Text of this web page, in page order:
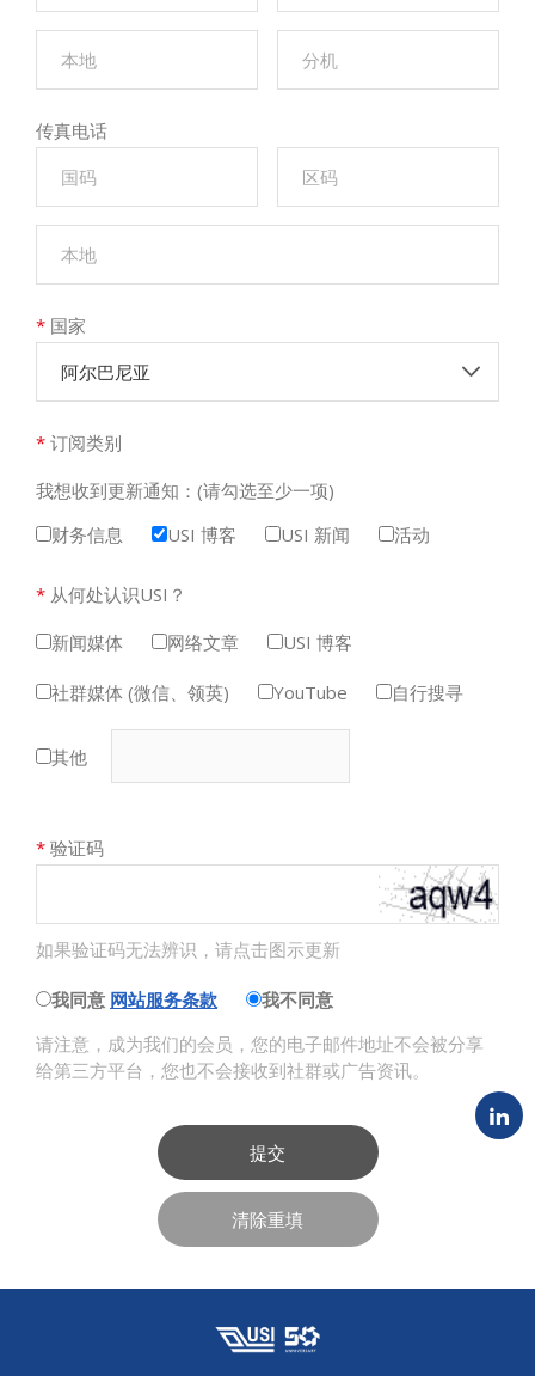
传真电话
* 国家
阿尔巴尼亚
* 订阅类别
我想收到更新通知：(请勾选至少一项)
财务信息
USI 博客 USI 新闻 活动
* 从何处认识USI？
新闻媒体
网络文章 USI 博客
社群媒体 (微信、领英) YouTube 自行搜寻
其他
* 验证码
如果验证码无法辨识，请点击图示更新
我同意 网站服务条款
我不同意
请注意，成为我们的会员，您的电子邮件地址不会被分享
给第三方平台，您也不会接收到社群或广告资讯。
提交
清除重填